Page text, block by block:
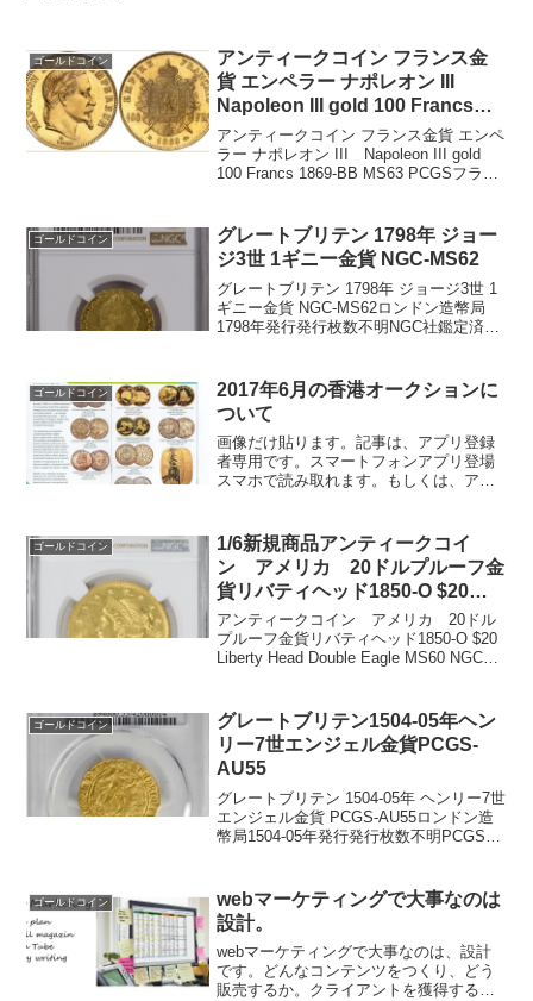
ゴールドコイン
アンティークコイン フランス金
貨 エンペラー ナポレオン III
Napoleon III gold 100 Francs
1869-BB MS63 PCGS
アンティークコイン フランス金貨 エンペ
ラー ナポレオン III Napoleon III gold
100 Francs 1869-BB MS63 PCGSフラン
ゴールドコイン
グレートブリテン 1798年 ジョー
ジ3世 1ギニー金貨 NGC-MS62
グレートブリテン 1798年 ジョージ3世 1
ギニー金貨 NGC-MS62ロンドン造幣局
1798年発行発行枚数不明NGC社鑑定済み
の肖像裏面：王冠と盾...
ゴールドコイン
2017年6月の香港オークションに
ついて
画像だけ貼ります。記事は、アプリ登録
者専用です。スマートフォンアプリ登場
スマホで読み取れます。もしくは、アン
す。 ぜひ、インストールしてください。
なぜ1年で3,000万円...
ゴールドコイン
1/6新規商品アンティークコイ
ン アメリカ 20ドルプルーフ金
貨リバティヘッド1850-O $20
Liberty Head Double Eagle
MS60 NGC
アンティークコイン アメリカ 20ドル
プルーフ金貨リバティヘッド1850-O $20
Liberty Head Double Eagle MS60 NGCコ
全予...
ゴールドコイン
グレートブリテン1504-05年ヘン
リー7世エンジェル金貨PCGS-
AU55
グレートブリテン 1504-05年 ヘンリー7世
エンジェル金貨 PCGS-AU55ロンドン造
幣局1504-05年発行発行枚数不明PCGS社
ミカエルのドラゴン...
ゴールドコイン
webマーケティングで大事なのは
設計。
webマーケティングで大事なのは、設計
です。どんなコンテンツをつくり、どう
販売するか。クライアントを獲得するま